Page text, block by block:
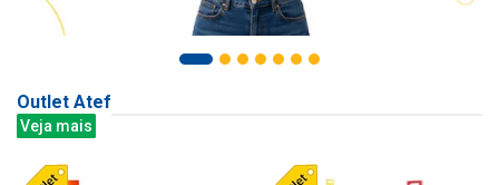
Outlet Atef
Veja mais